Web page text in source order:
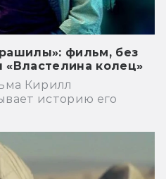
фильм, без
колец»
Кирилл
историю его